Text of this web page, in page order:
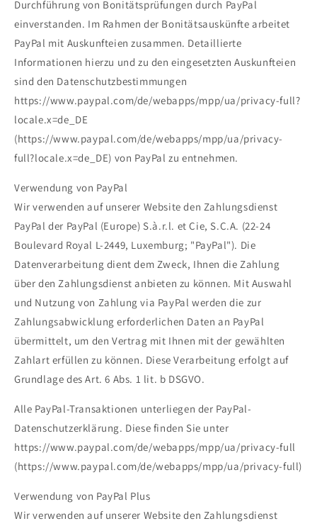
Durchführung von Bonitätsprüfungen durch PayPal
einverstanden. Im Rahmen der Bonitätsauskünfte arbeitet
PayPal mit Auskunfteien zusammen. Detaillierte
Informationen hierzu und zu den eingesetzten Auskunfteien
sind den Datenschutzbestimmungen
https://www.paypal.com/de/webapps/mpp/ua/privacy-full?
locale.x=de_DE
(https://www.paypal.com/de/webapps/mpp/ua/privacy-
full?locale.x=de_DE) von PayPal zu entnehmen.
Verwendung von PayPal
Wir verwenden auf unserer Website den Zahlungsdienst
PayPal der PayPal (Europe) S.à.r.l. et Cie, S.C.A. (22-24
Boulevard Royal L-2449, Luxemburg; "PayPal"). Die
Datenverarbeitung dient dem Zweck, Ihnen die Zahlung
über den Zahlungsdienst anbieten zu können. Mit Auswahl
und Nutzung von Zahlung via PayPal werden die zur
Zahlungsabwicklung erforderlichen Daten an PayPal
übermittelt, um den Vertrag mit Ihnen mit der gewählten
Zahlart erfüllen zu können. Diese Verarbeitung erfolgt auf
Grundlage des Art. 6 Abs. 1 lit. b DSGVO.
Alle PayPal-Transaktionen unterliegen der PayPal-
Datenschutzerklärung. Diese finden Sie unter
https://www.paypal.com/de/webapps/mpp/ua/privacy-full
(https://www.paypal.com/de/webapps/mpp/ua/privacy-full)
Verwendung von PayPal Plus
Wir verwenden auf unserer Website den Zahlungsdienst